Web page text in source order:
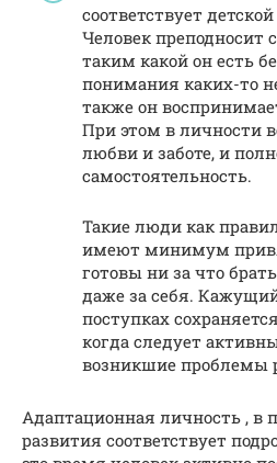
соответствует
Человек
таким какой он есть
понимания каких-то
также он
При этом в личности
любви и заботе, и
самостоятельность.
Такие люди как
имеют минимум
готовы ни за что
даже за себя.
поступках
когда следует
возникшие проблемы
Адаптационная личность , в
развития соответствует